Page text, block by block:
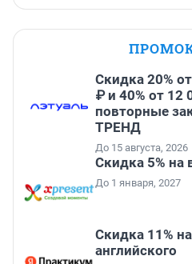
Скидка 20%
₽ и 40% от 12
повторные
ТРЕНД
До 15 августа, 2026
Скидка 5% на
До 1 января, 2027
Скидка 11%
английского